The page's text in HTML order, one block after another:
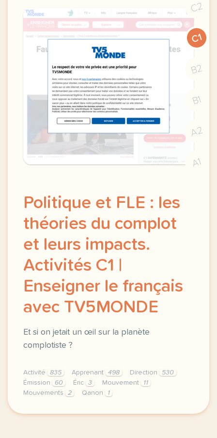
C2
C1
B2
B1
A2
A1
Politique et FLE : les
théories du complot
et leurs impacts.
Activités C1 |
Enseigner le français
avec TV5MONDE
Et si on jetait un œil sur la planète
complotiste ?
Activité 835 Apprenant 498 Direction
530
Émission
60 Éric 3 Mouvement
11
Mouvements
2 Qanon 1
didomi host didomi components button cursor